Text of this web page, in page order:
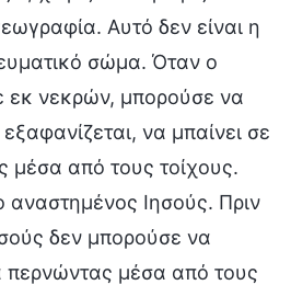
Αυτό δεν είναι η
σώμα. Όταν ο
εκ νεκρών, μπορούσε να
να μπαίνει σε
μέσα από τους τοίχους.
Ιησούς. Πριν
δεν μπορούσε να
περνώντας μέσα από τους